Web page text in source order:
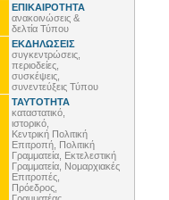
ΕΠΙΚΑΙΡΟΤΗΤΑ
ανακοινώσεις &
δελτία Τύπου
ΕΚΔΗΛΩΣΕΙΣ
συγκεντρώσεις,
περιοδείες,
συσκέψεις,
συνεντεύξεις Τύπου
ΤΑΥΤΟΤΗΤΑ
καταστατικό,
ιστορικό,
Κεντρική Πολιτική
Επιτροπή, Πολιτική
Γραμματεία, Εκτελεστική
Γραμματεία, Νομαρχιακές
Επιτροπές,
Πρόεδρος,